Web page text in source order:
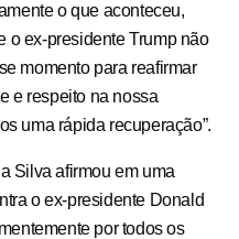
o que aconteceu,
o ex-presidente Trump não
momento para reafirmar
e respeito na nossa
uma rápida recuperação”.
Silva afirmou em uma
o ex-presidente Donald
por todos os